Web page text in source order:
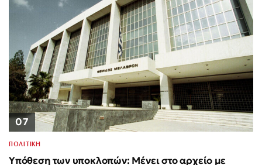
07
ΠΟΛΙΤΙΚΗ
Υπόθεση των υποκλοπών: Μένει στο αρχείο με